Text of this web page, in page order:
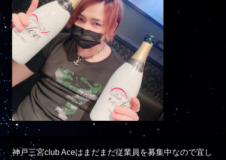
神戸三宮club Aceはまだまだ従業員を募集中なので宜し